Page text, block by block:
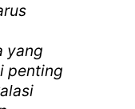
yang
penting